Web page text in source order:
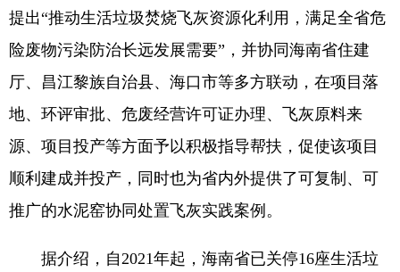
提出“推动生活垃圾焚烧飞灰资源化利用，满足全省危
险废物污染防治长远发展需要”，并协同海南省住建
厅、昌江黎族自治县、海口市等多方联动，在项目落
地、环评审批、危废经营许可证办理、飞灰原料来
源、项目投产等方面予以积极指导帮扶，促使该项目
顺利建成并投产，同时也为省内外提供了可复制、可
推广的水泥窑协同处置飞灰实践案例。
据介绍，自2021年起，海南省已关停16座生活垃